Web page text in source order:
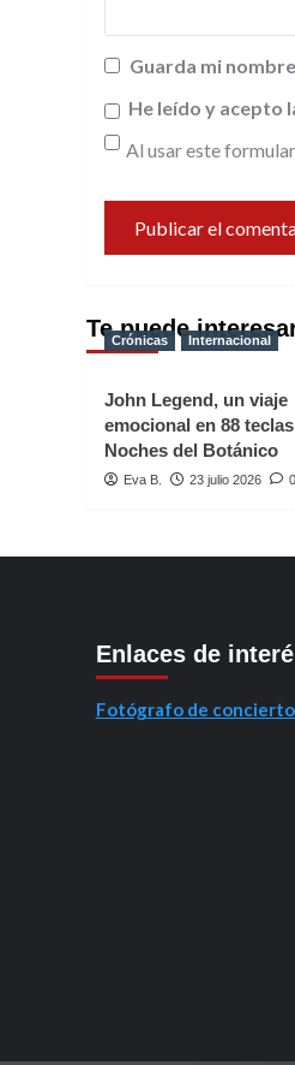
Guarda mi
He leído y acepto
Al usar este
Te puede
Crónicas Internacional
John Legend, un viaje
emocional en 88
Noches del Botánico
Eva B. 23 julio 2026 0
Enlaces de
Fotógrafo de